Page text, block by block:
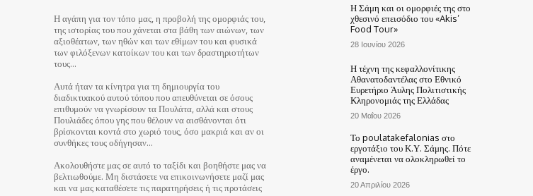
Η αγάπη για τον τόπο μας, η προβολή της ομορφιάς του,
της ιστορίας του που χάνεται στα βάθη των αιώνων, των
αξιοθέατων, των ηθών και των εθίμων του και φυσικά
των φιλόξενων κατοίκων του και των δραστηριοτήτων
τους…
Αυτά ήταν τα κίνητρα για τη δημιουργία του
διαδικτυακού αυτού τόπου που απευθύνεται σε όσους
επιθυμούν να γνωρίσουν τα Πουλάτα, αλλά και στους
Πουλιάδες όπου γης που θέλουν να αισθάνονται ότι
βρίσκονται κοντά στο χωριό τους, όσο μακριά και αν οι
συνθήκες τους οδήγησαν…
Ακολουθήστε μας σε αυτό το ταξίδι και βοηθήστε μας να
βελτιωθούμε. Μη διστάσετε να επικοινωνήσετε μαζί μας
και να μας καταθέσετε τις παρατηρήσεις ή τις προτάσεις
Η Σάμη και οι ομορφιές της στο
χθεσινό επεισόδιο του «Akis’
Food Tour»
28 Ιουνίου 2026
Η τέχνη της κεφαλλονίτικης
Αθανατοδαντέλας στο Εθνικό
Ευρετήριο Άυλης Πολιτιστικής
Κληρονομιάς της Ελλάδας
20 Μαΐου 2026
Το poulatakefalonias στο
εργοτάξιο του Κ.Υ. Σάμης. Πότε
αναμένεται να ολοκληρωθεί το
έργο.
20 Απριλίου 2026